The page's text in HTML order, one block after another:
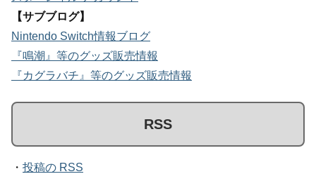
【サブブログ】
Nintendo Switch情報ブログ
『鳴潮』等のグッズ販売情報
『カグラバチ』等のグッズ販売情報
RSS
・ 投稿の RSS